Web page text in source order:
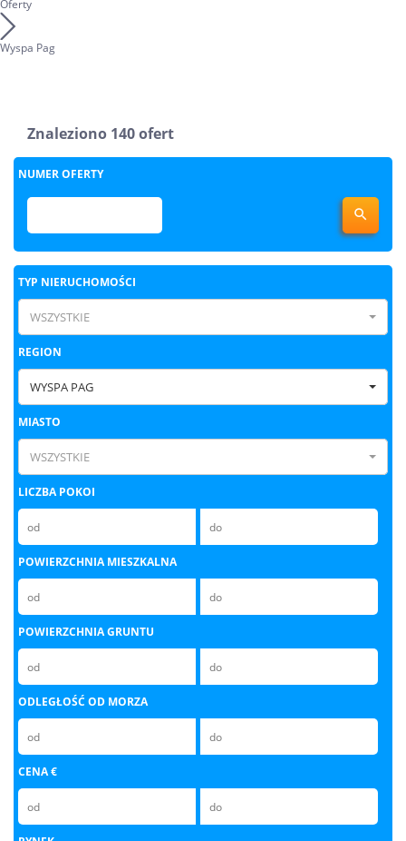
Oferty
Wyspa Pag
Znaleziono 140 ofert
NUMER OFERTY

TYP NIERUCHOMOŚCI
WSZYSTKIE
REGION
WYSPA PAG
MIASTO
WSZYSTKIE
LICZBA POKOI
POWIERZCHNIA MIESZKALNA
POWIERZCHNIA GRUNTU
ODLEGŁOŚĆ OD MORZA
CENA €